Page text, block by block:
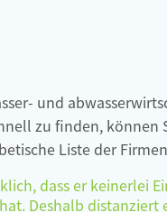
und
zu finden, können
Liste der
dass er keinerlei
Deshalb distanziert